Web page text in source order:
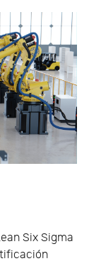
Six Sigma